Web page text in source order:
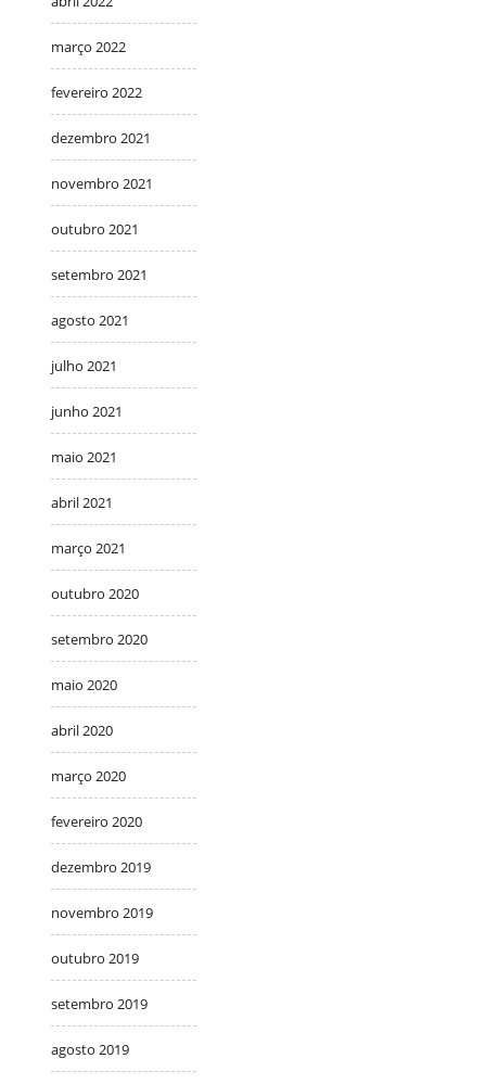
março 2022
fevereiro 2022
dezembro 2021
novembro 2021
outubro 2021
setembro 2021
agosto 2021
julho 2021
junho 2021
maio 2021
abril 2021
março 2021
outubro 2020
setembro 2020
maio 2020
abril 2020
março 2020
fevereiro 2020
dezembro 2019
novembro 2019
outubro 2019
setembro 2019
agosto 2019